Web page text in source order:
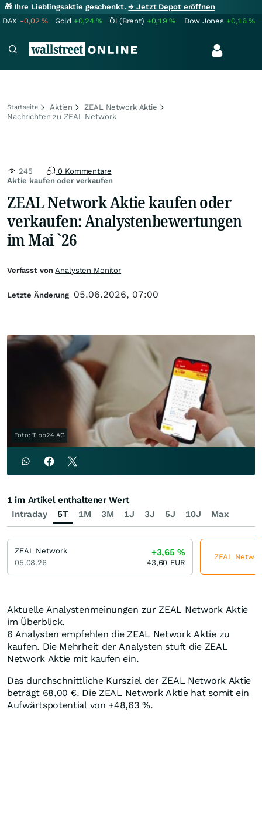
🎁 Ihre Lieblingsaktie geschenkt.→ Jetzt Depot eröffnen
DAX -0,02% Gold +0,24% Öl (Brent) +0,19% Dow Jones +0,16%
Startseite Aktien
ZEAL Network Aktie
Nachrichten zu ZEAL Network
Aktie kaufen oder verkaufen
245 0 Kommentare
ZEAL Network Aktie kaufen oder
verkaufen: Analystenbewertungen
im Mai `26
Foto: Tipp24 AG
Aktuelle Analystenmeinungen zur ZEAL Network Aktie
im Überblick.
6 Analysten empfehlen die ZEAL Network Aktie zu
kaufen. Die Mehrheit der Analysten stuft die ZEAL
Network Aktie mit kaufen ein.
Das durchschnittliche Kursziel der ZEAL Network Aktie
beträgt 68,00 €. Die ZEAL Network Aktie hat somit ein
Aufwärtspotential von +48,63%.
Verfasst vonAnalysten Monitor
Letzte Änderung 05.06.2026, 07:00
Intraday 5T 1M 3M 1J 3J 5J 10J Max
1 im Artikel enthaltener Wert
ZEAL Network
05.08.26
+3,65%
43,60 EUR
ZEAL